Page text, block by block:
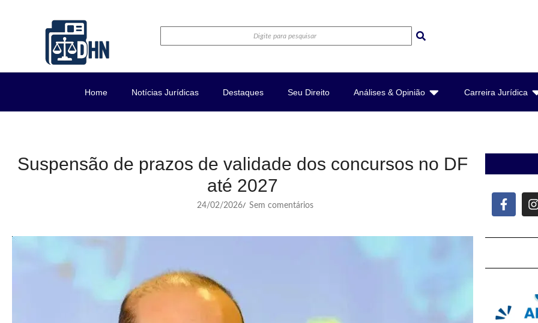
Home Notícias Jurídicas Destaques Seu Direito Análises & Opinião Carreira Jurídica
Suspensão de prazos de validade dos concursos no DF
até 2027
24/02/2026/ Sem comentários